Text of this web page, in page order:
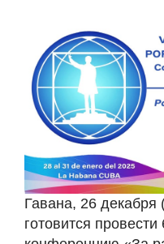
Гавана, 26 декабря
готовится